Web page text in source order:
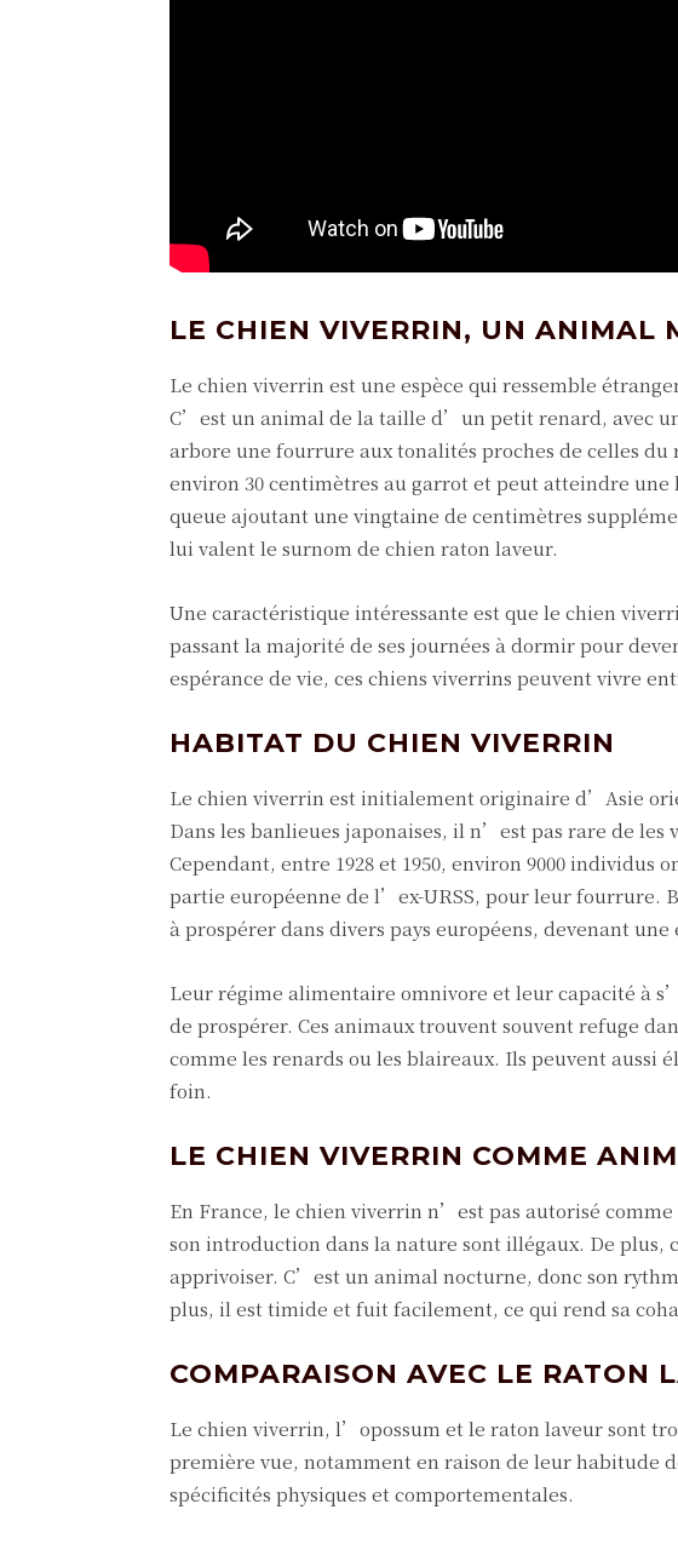
LE CHIEN VIVERRIN, UN ANIMAL
Le chien viverrin est une espèce qui ressemble
C’est un animal de la taille d’un petit renard, avec
arbore une fourrure aux tonalités proches de celles
environ 30 centimètres au garrot et peut atteindre
queue ajoutant une vingtaine de centimètres
lui valent le surnom de chien raton laveur.
Une caractéristique intéressante est que le chien
passant la majorité de ses journées à dormir pour
espérance de vie, ces chiens viverrins peuvent vivre
HABITAT DU CHIEN VIVERRIN
Le chien viverrin est initialement originaire d’Asie
Dans les banlieues japonaises, il n’est pas rare de
Cependant, entre 1928 et 1950, environ 9000
partie européenne de l’ex-URSS, pour leur fourrure.
à prospérer dans divers pays européens, devenant une
Leur régime alimentaire omnivore et leur capacité à
de prospérer. Ces animaux trouvent souvent refuge
comme les renards ou les blaireaux. Ils peuvent aussi
foin.
LE CHIEN VIVERRIN COMME
En France, le chien viverrin n’est pas autorisé
son introduction dans la nature sont illégaux. De plus,
apprivoiser. C’est un animal nocturne, donc son
plus, il est timide et fuit facilement, ce qui rend sa
COMPARAISON AVEC LE RATON
Le chien viverrin, l’opossum et le raton laveur sont
première vue, notamment en raison de leur habitude
spécificités physiques et comportementales.